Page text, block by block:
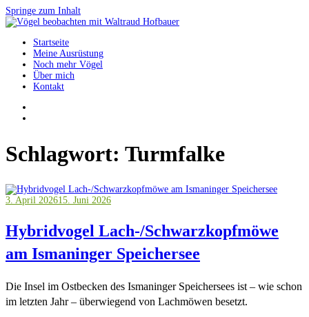
Springe zum Inhalt
Vögel beobachten mit Waltraud Hofbauer
Startseite
Meine Ausrüstung
Noch mehr Vögel
Über mich
Kontakt
Schlagwort: Turmfalke
3. April 202615. Juni 2026
Hybridvogel Lach-/Schwarzkopfmöwe
am Ismaninger Speichersee
Die Insel im Ostbecken des Ismaninger Speichersees ist – wie schon
im letzten Jahr – überwiegend von Lachmöwen besetzt.